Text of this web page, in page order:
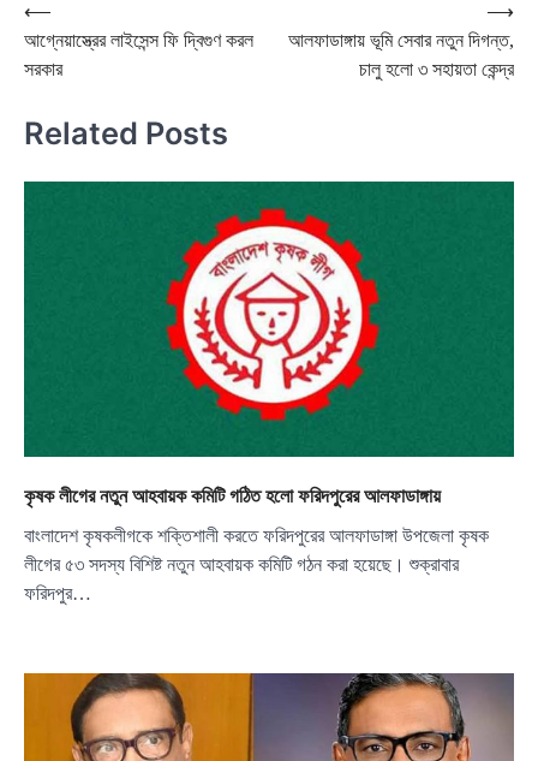
Post
navigation
⟵
আগ্নেয়াস্ত্রের লাইসেন্স ফি দ্বিগুণ করল
সরকার
আলফাডাঙ্গায় ভূমি সেবার নতুন দিগন্ত,
চালু হলো ৩ সহায়তা কেন্দ্র
⟶
Related Posts
কৃষক লীগের নতুন আহবায়ক কমিটি গঠিত হলো ফরিদপুরের আলফাডাঙ্গায়
বাংলাদেশ কৃষকলীগকে শক্তিশালী করতে ফরিদপুরের আলফাডাঙ্গা উপজেলা কৃষক
লীগের ৫৩ সদস্য বিশিষ্ট নতুন আহবায়ক কমিটি গঠন করা হয়েছে। শুক্রাবার
ফরিদপুর…